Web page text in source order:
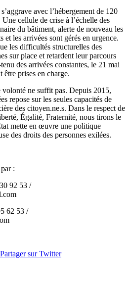
avec l’hébergement de 120
cellule de crise à l’échelle des
du bâtiment, alerte de nouveau les
les arrivées sont gérés en urgence.
les difficultés structurelles des
sur place et retardent leur parcours
des arrivées constantes, le 21 mai
être prises en charge.
volonté ne suffit pas. Depuis 2015,
repose sur les seules capacités de
des citoyen.ne.s. Dans le respect de
Égalité, Fraternité, nous tirons le
mette en œuvre une politique
des droits des personnes exilées.
:
92 53 /
62 53 /